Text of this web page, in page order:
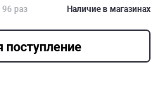
96 раз Наличие в магазинах